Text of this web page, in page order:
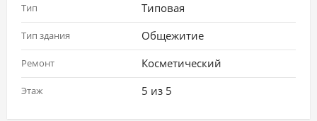
Тип Типовая
Тип здания Общежитие
Ремонт Косметический
Этаж 5 из 5